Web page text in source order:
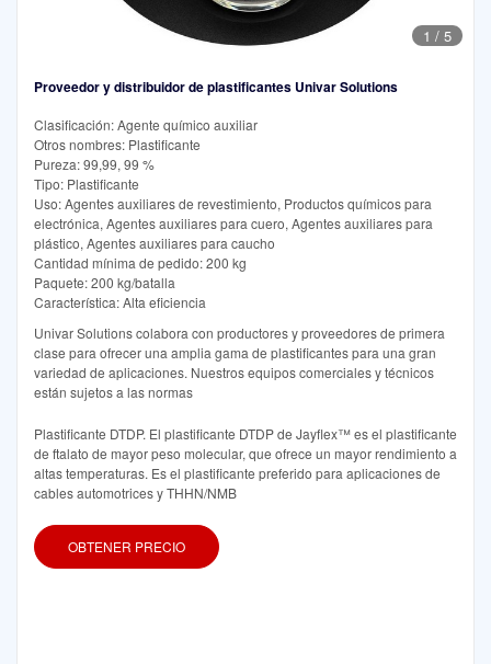
1 / 5
Proveedor y distribuidor de plastificantes Univar Solutions
Clasificación: Agente químico auxiliar
Otros nombres: Plastificante
Pureza: 99,99, 99 %
Tipo: Plastificante
Uso: Agentes auxiliares de revestimiento, Productos químicos para
electrónica, Agentes auxiliares para cuero, Agentes auxiliares para
plástico, Agentes auxiliares para caucho
Cantidad mínima de pedido: 200 kg
Paquete: 200 kg/batalla
Característica: Alta eficiencia
Univar Solutions colabora con productores y proveedores de primera
clase para ofrecer una amplia gama de plastificantes para una gran
variedad de aplicaciones. Nuestros equipos comerciales y técnicos
están sujetos a las normas
Plastificante DTDP. El plastificante DTDP de Jayflex™ es el plastificante
de ftalato de mayor peso molecular, que ofrece un mayor rendimiento a
altas temperaturas. Es el plastificante preferido para aplicaciones de
cables automotrices y THHN/NMB
OBTENER PRECIO